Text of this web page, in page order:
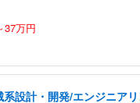
37万円
系設計・開発/エンジニア